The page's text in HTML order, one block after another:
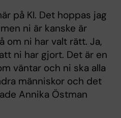
på KI. Det hoppas jag
ni är kanske är
om ni har valt rätt. Ja,
ni har gjort. Det är en
väntar och ni ska alla
människor och det
Annika Östman